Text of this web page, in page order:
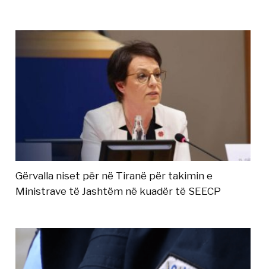
Gërvalla niset për në Tiranë për takimin e
Ministrave të Jashtëm në kuadër të SEECP